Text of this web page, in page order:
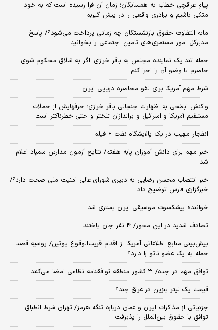
پیام عراقچی خطاب به همسایگان؛ زمان آن فرا رسیده است که به خود
متکی باشیم و برادری واقعی را در پیش گیریم
مابه التفاوت حقوق بازنشستگان چه زمانی پرداخت می‌شود؟/ پاسخ
مدیرکل امور مستمری‌های تامین اجتماعی را بخوانید
حمله تند یک نماینده مجلس به باقر خرازی: اگر به شلاق محکوم شوی
حاضرم با وضو آن را اجرا کنم
شرط مهم آمریکا برای لغو محاصره دریایی ایران
واکنش ابطحی به اظهارات جنجالی باقر خرازی؛ حرفهایش از حملات
مستقیم آمریکا و اسرائیل و براندازان تلختر و حتی خطرناکتر است
انفجار مهیب در یک پالایشگاه نفت + فیلم
خبر مهم برای دانش آموزان پایه هفتم/ نتایج آزمون مدارس سمپاد اعلام
شد
خبر انتصاب محسن رضایی به دبیری شورای عالی امنیت ملی صحت دارد؟/
خبرگزاری فارس توضیح داد
خواننده پیشکسوت موسیقی ایران بستری شد
تصادف شدید در این محور/ ۴ نفر جان باختند
پیش‌بینی منابع اطلاعاتی آمریکا از اقدام قریب‌الوقوع پوتین/ روسیه قصد
حمله به یک عضو ناتو را دارد؟
توافق مهم در جده/ ۳ کشور منطقه توافقنامه نظامی امضا می‌کنند
قیمت یک لیتر بنزین در عراق چند؟
جزئیاتی از مذاکرات ایران و عمان درباره تنگه هرمز/ تهران شرط انطباق
توافق با حقوق بین‌الملل را پذیرفت